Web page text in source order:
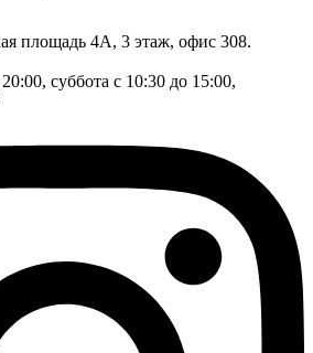
площадь 4А, 3 этаж, офис 308.
суббота с 10:30 до 15:00,